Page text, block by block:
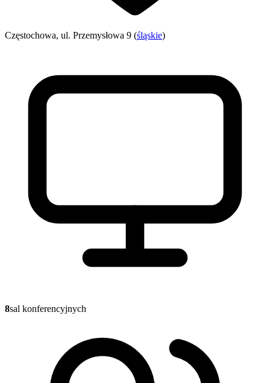
Częstochowa, ul. Przemysłowa 9 (śląskie)
8sal konferencyjnych